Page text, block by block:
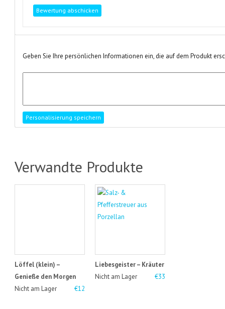
Geben Sie Ihre persönlichen Informationen ein, die auf dem Produkt
Verwandte Produkte
Löffel (klein) –
Genieße den Morgen
€12
Nicht am Lager
Liebesgeister – Kräuter
€33
Nicht am Lager